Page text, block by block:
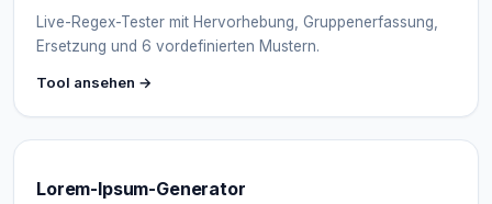
Live-Regex-Tester mit Hervorhebung, Gruppenerfassung,
Ersetzung und 6 vordefinierten Mustern.
Tool ansehen →
Lorem-Ipsum-Generator